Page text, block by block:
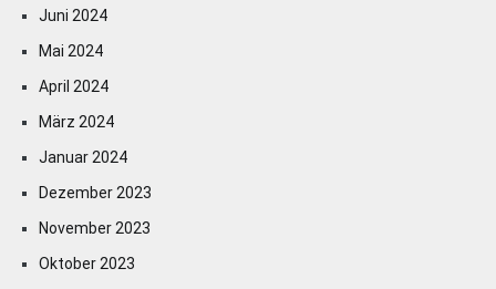
Juni 2024
Mai 2024
April 2024
März 2024
Januar 2024
Dezember 2023
November 2023
Oktober 2023